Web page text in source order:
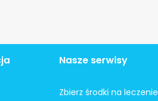
Nasze serwisy
Zbierz środki na leczenie